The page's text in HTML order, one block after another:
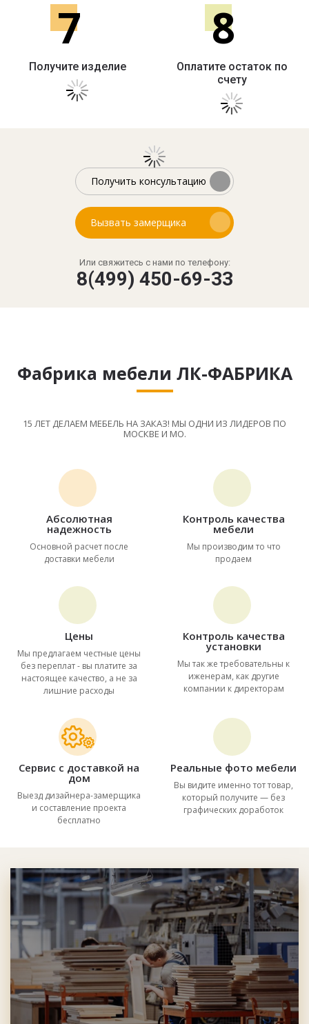
7
Получите изделие
8
Оплатите остаток по
счету
Получить консультацию
Вызвать замерщика
Или свяжитесь с нами по телефону:
8(499) 450-69-33
Фабрика мебели ЛК-ФАБРИКА
15 ЛЕТ ДЕЛАЕМ МЕБЕЛЬ НА ЗАКАЗ! МЫ ОДНИ ИЗ ЛИДЕРОВ ПО
МОСКВЕ И МО.
Абсолютная
надежность
Основной расчет после
доставки мебели
Контроль качества
мебели
Мы производим то что
продаем
Цены
Мы предлагаем честные цены
без переплат - вы платите за
настоящее качество, а не за
лишние расходы
Контроль качества
установки
Мы так же требовательны к
иженерам, как другие
компании к директорам
Сервис с доставкой на
дом
Выезд дизайнера-замерщика
и составление проекта
бесплатно
Реальные фото мебели
Вы видите именно тот товар,
который получите — без
графических доработок